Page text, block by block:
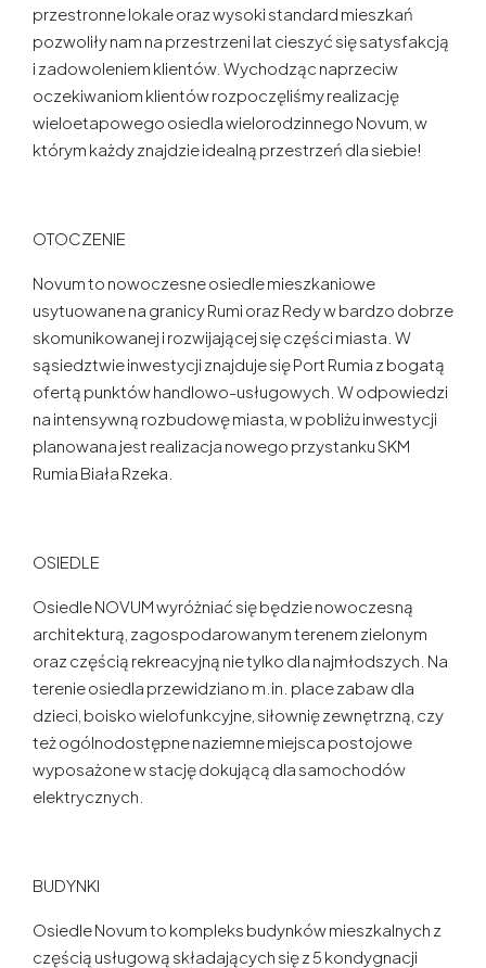
przestronne lokale oraz wysoki standard mieszkań
pozwoliły nam na przestrzeni lat cieszyć się satysfakcją
i zadowoleniem klientów. Wychodząc naprzeciw
oczekiwaniom klientów rozpoczęliśmy realizację
wieloetapowego osiedla wielorodzinnego Novum, w
którym każdy znajdzie idealną przestrzeń dla siebie!
OTOCZENIE
Novum to nowoczesne osiedle mieszkaniowe
usytuowane na granicy Rumi oraz Redy w bardzo dobrze
skomunikowanej i rozwijającej się części miasta. W
sąsiedztwie inwestycji znajduje się Port Rumia z bogatą
ofertą punktów handlowo-usługowych. W odpowiedzi
na intensywną rozbudowę miasta, w pobliżu inwestycji
planowana jest realizacja nowego przystanku SKM
Rumia Biała Rzeka.
OSIEDLE
Osiedle NOVUM wyróżniać się będzie nowoczesną
architekturą, zagospodarowanym terenem zielonym
oraz częścią rekreacyjną nie tylko dla najmłodszych. Na
terenie osiedla przewidziano m.in. place zabaw dla
dzieci, boisko wielofunkcyjne, siłownię zewnętrzną, czy
też ogólnodostępne naziemne miejsca postojowe
wyposażone w stację dokującą dla samochodów
elektrycznych.
BUDYNKI
Osiedle Novum to kompleks budynków mieszkalnych z
częścią usługową składających się z 5 kondygnacji